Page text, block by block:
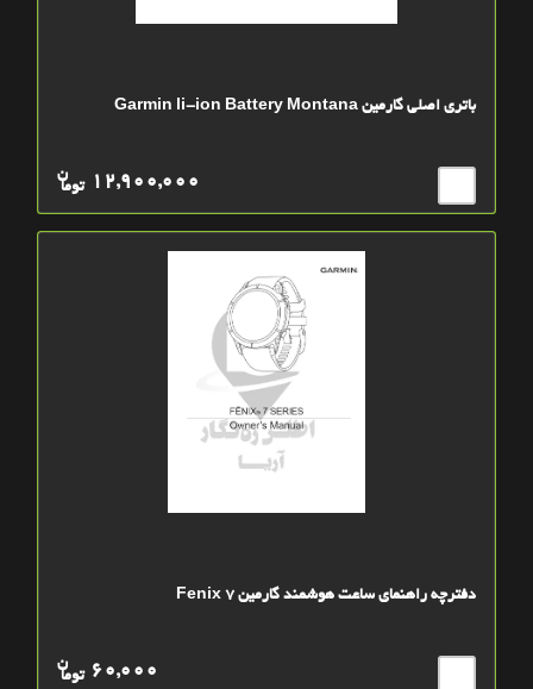
باتري اصلي گارمین Garmin li-ion Battery Montana
توما
ن 12,900,000
دفترچه راهنمای ساعت هوشمند گارمین Fenix 7
توما
ن 60,000